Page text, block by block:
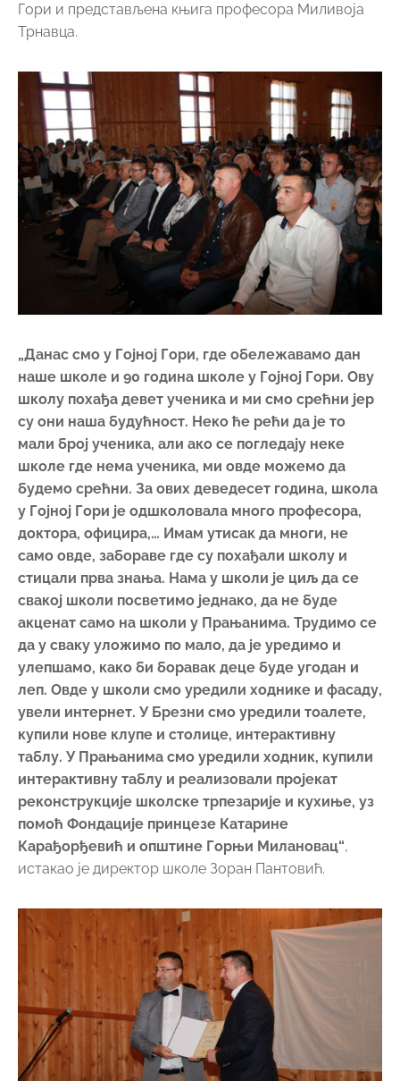
Гори и представљена књига професора Миливоја
Трнавца.
„Данас смо у Гојној Гори, где обележавамо дан
наше школе и 90 година школе у Гојној Гори. Ову
школу похађа девет ученика и ми смо срећни јер
су они наша будућност. Неко ће рећи да је то
мали број ученика, али ако се погледају неке
школе где нема ученика, ми овде можемо да
будемо срећни. За ових деведесет година, школа
у Гојној Гори је одшколовала много професора,
доктора, официра,… Имам утисак да многи, не
само овде, забораве где су похађали школу и
стицали прва знања. Нама у школи је циљ да се
свакој школи посветимо једнако, да не буде
акценат само на школи у Прањанима. Трудимо се
да у сваку уложимо по мало, да је уредимо и
улепшамо, како би боравак деце буде угодан и
леп. Овде у школи смо уредили ходнике и фасаду,
увели интернет. У Брезни смо уредили тоалете,
купили нове клупе и столице, интерактивну
таблу. У Прањанима смо уредили ходник, купили
интерактивну таблу и реализовали пројекат
реконструкције школске трпезарије и кухиње, уз
помоћ Фондације принцезе Катарине
Карађорђевић и општине Горњи Милановац“,
истакао је директор школе Зоран Пантовић.